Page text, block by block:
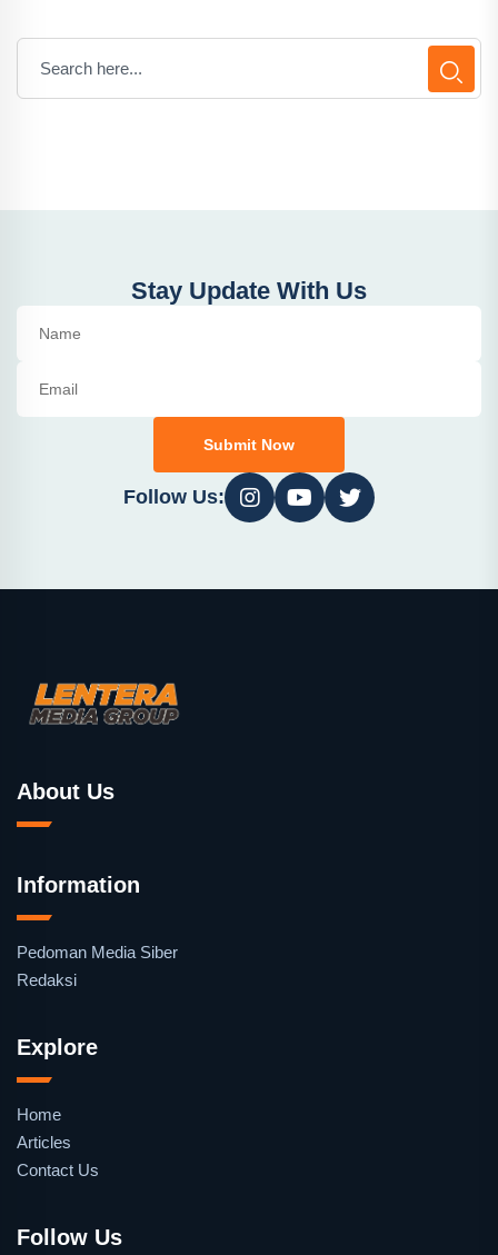
Stay Update With Us
Submit Now
Follow Us:
About Us
Information
Pedoman Media Siber
Redaksi
Explore
Home
Articles
Contact Us
Follow Us